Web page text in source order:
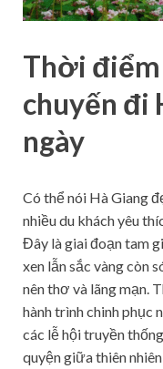
Thời
chuyến đi
ngày
Có thể nói Hà Giang
nhiều du khách yêu
Đây là giai đoạn tam
xen lẫn sắc vàng còn
nên thơ và lãng mạn.
hành trình chinh phục
các lễ hội truyền
quyện giữa thiên